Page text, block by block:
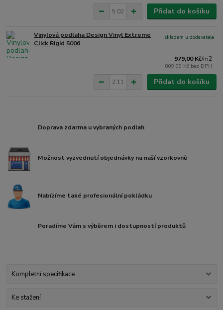
Přidat do košíku
Vinylová podlaha Design Vinyl Extreme
Click Rigid 5006
979,00 Kč/m2
809,09 Kč bez DPH
skladem u dodavatele
Přidat do košíku
Doprava zdarma u vybraných podlah
Možnost vyzvednutí objednávky na naší vzorkovně
Nabízíme také profesionální pokládku
Poradíme Vám s výběrem i dostupností produktů
Kompletní specifikace
Ke stažení